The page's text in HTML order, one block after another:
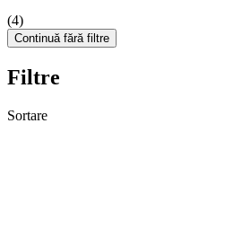
(4)
Continuă fără filtre
Filtre
Sortare